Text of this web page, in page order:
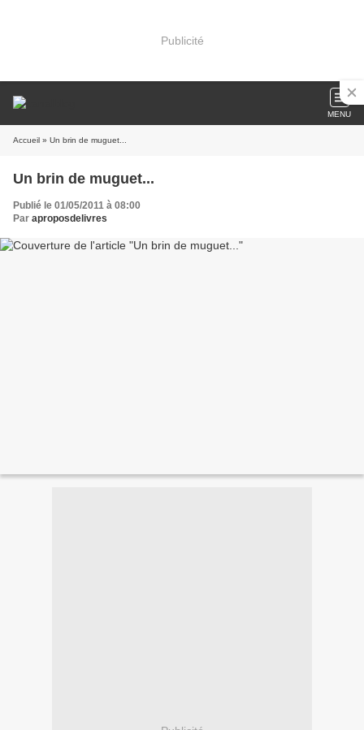
Publicité
MENU
Accueil » Un brin de muguet...
Un brin de muguet...
Publié le 01/05/2011 à 08:00
Par aproposdelivres